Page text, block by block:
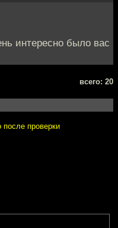
интересно было вас
всего: 20
после проверки